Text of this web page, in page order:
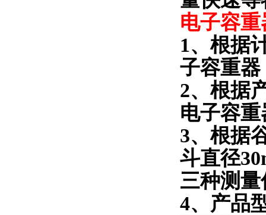
电子容重
1、根据
子容重器
2、根据
电子容重
3、根据
斗直径
三种测
4、产品